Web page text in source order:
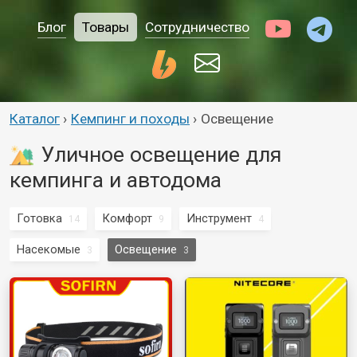
Блог Товары Сотрудничество
Каталог › Кемпинг и походы › Освещение
Уличное освещение для
кемпинга и автодома
Готовка 14 Комфорт 9 Инструмент 4
Насекомые 3 Освещение 3